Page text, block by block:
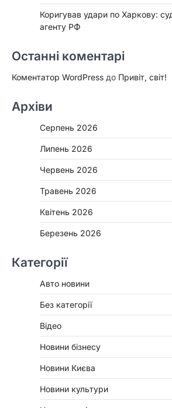
Коригував удари по Харкову:
агенту РФ
Останні коментарі
Коментатор WordPress до Привіт, світ!
Архіви
Серпень 2026
Липень 2026
Червень 2026
Травень 2026
Квітень 2026
Березень 2026
Категорії
Авто новини
Без категорії
Відео
Новини бізнесу
Новини Києва
Новини культури